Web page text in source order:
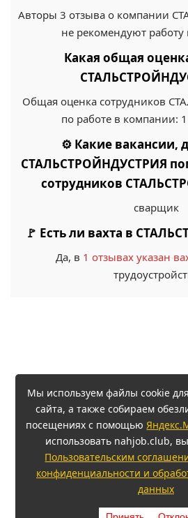
Авторы 3 отзыва о компании
не рекомендуют
Какая общая
Общая оценка сотрудников
по работе в компании:
⚙️ Какие вакансии,
СТАЛЬСТРОЙНДУСТРИЯ
сотрудников
сварщик
🚩 Есть ли вахта в
Да, в 1 отзывах указан
Мы используем файлы cookie
сайта, а также собираем
посещениях с помощью
использовать nahjob.club,
Пользовательским
конфиденциальности и
данных